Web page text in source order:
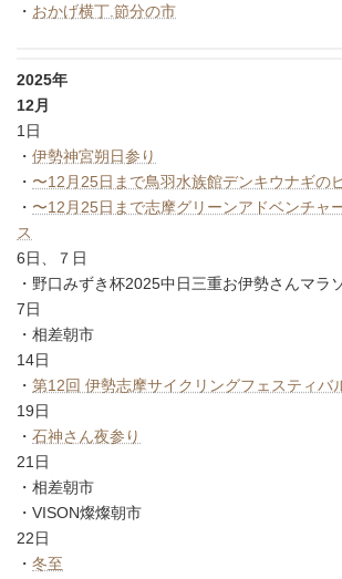
・ おかげ横丁.節分の市
2025年
12月
1日
・ 伊勢神宮朔日参り
・ 〜12月25日まで鳥羽水族館デンキウナギの
・ 〜12月25日まで志摩グリーンアドベンチャ
ス
6日、７日
・野口みずき杯2025中日三重お伊勢さんマラ
7日
・相差朝市
14日
・ 第12回 伊勢志摩サイクリングフェスティバ
19日
・ 石神さん夜参り
21日
・相差朝市
・VISON燦燦朝市
22日
・ 冬至